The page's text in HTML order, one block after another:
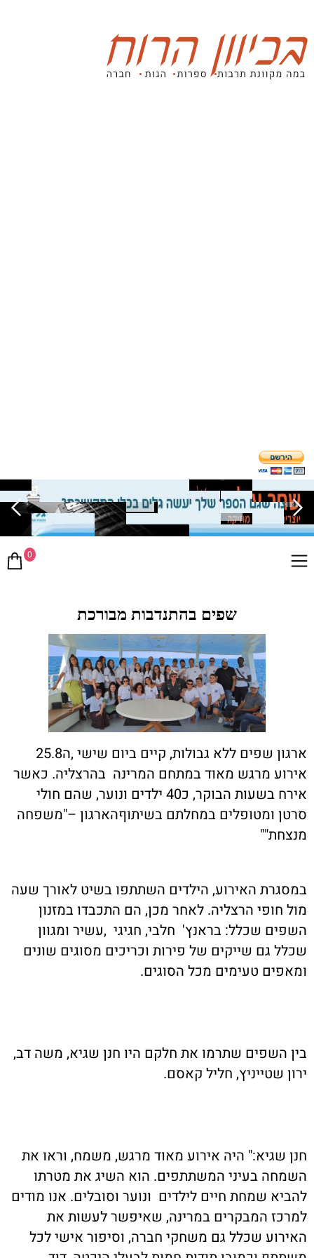
0
שפים בהתנדבות מבורכת
ארגון שפים ללא גבולות, קיים ביום שישי ,ה25.8
אירוע מרגש מאוד במתחם המרינה בהרצליה. כאשר
אירח בשעות הבוקר, כ40 ילדים ונוער, שהם חולי
סרטן ומטופלים במחלתם בשיתוףהארגון –"משפחה
מנצחת""
במסגרת האירוע, הילדים השתתפו בשיט לאורך שעה
מול חופי הרצליה. לאחר מכן, הם התכבדו במזנון
השפים שכלל: בראנץ' חלבי, חגיגי ,עשיר ומגוון
שכלל גם שייקים של פירות וכריכים מסוגים שונים
ומאפים טעימים מכל הסוגים.
בין השפים שתרמו את חלקם היו חנן שגיא, משה דב,
ירון שטייניץ, חליל קאסם.
חנן שגיא:" היה אירוע מאוד מרגש, משמח, וראו את
השמחה בעיני המשתתפים. הוא השיג את מטרתו
להביא שמחת חיים לילדים ונוער וסובלים. אנו מודים
למרכז המבקרים במרינה, שאיפשר לעשות את
האירוע שכלל גם משחקי חברה, וסיפור אישי לכל